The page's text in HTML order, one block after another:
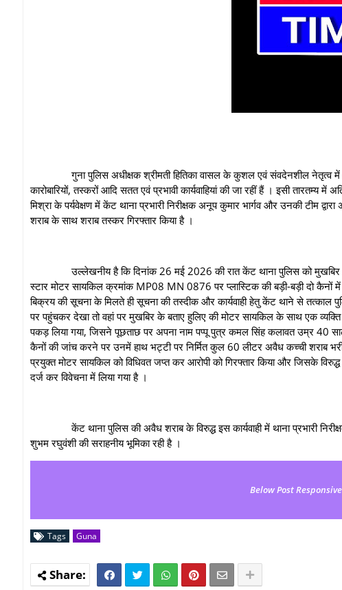
गुना पुलिस अधीक्षक श्रीमती हितिका वासल के कुशल एवं संवदेनशील नेतृत्व में गुना
कारोबारियों, तस्‍करों आदि सतत एवं प्रभावी कार्यवाहियां की जा रहीं हैं । इसी तारतम्‍य
मिश्रा के पर्यवेक्षण में केंट थाना प्रभारी निरीक्षक अनूप कुमार भार्गव और उनकी टीम
शराब के साथ शराब तस्कर गिरफ्तार किया है ।
उल्लेखनीय है कि दिनांक 26 मई 2026 की रात केंट थाना पुलिस को मुखबिर से
स्टार मोटर सायकिल क्रमांक MP08 MN 0876 पर प्लास्टिक की बड़ी-बड़ी दो
बिक्रय की सूचना के मिलते ही सूचना की तस्‍दीक और कार्यवाही हेतु केंट थाने से तत्‍काल
पर पहुंचकर देखा तो वहां पर मुखबिर के बताए हुलिए की मोटर सायकिल के साथ एक
पकड़ लिया गया, जिसने पूछताछ पर अपना नाम पप्पू पुत्र कमल सिंह कलावत उम्र 40
कैनों की जांच करने पर उनमें हाथ भट्टी पर निर्मित कुल 60 लीटर अवैध कच्ची शराब
प्रयुक्त मोटर सायकिल को विधिवत जप्त कर आरोपी को गिरफ्तार किया और जिसके
दर्ज कर विवेचना में लिया गया है ।
केंट थाना पुलिस की अवैध शराब के विरुद्ध इस कार्यवाही में थाना प्रभारी
शुभम रघुवंशी की सराहनीय भूमिका रही है ।
Below Post
Tags Guna